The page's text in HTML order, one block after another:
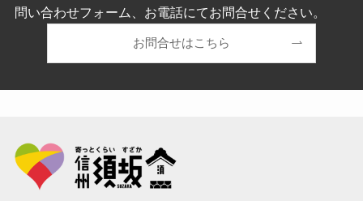
問い合わせフォーム、お電話にてお問合せください。
お問合せはこちら